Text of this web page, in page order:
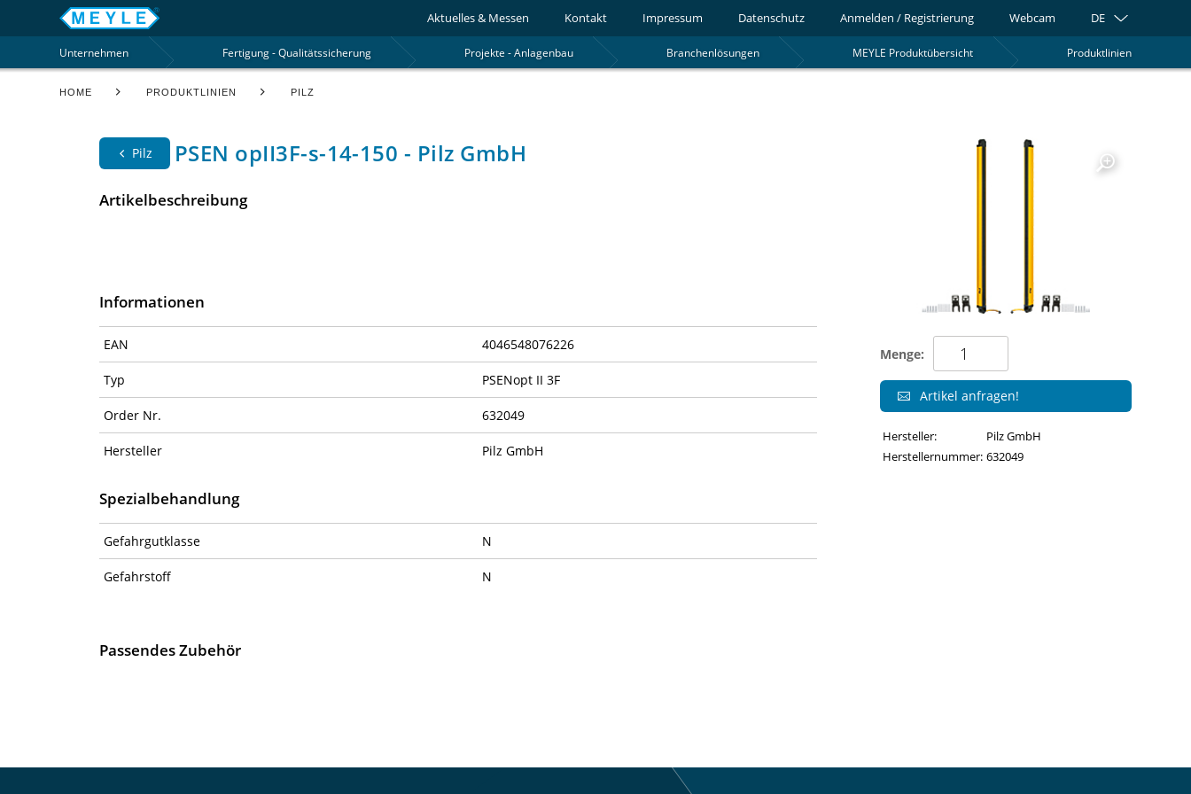
Aktuelles & Messen Kontakt Impressum Datenschutz Anmelden / Registrierung Webcam DE
Produktlinien
MEYLE Produktübersicht
Branchenlösungen
Projekte - Anlagenbau
Fertigung - Qualitätssicherung
Unternehmen
HOME PRODUKTLINIEN PILZ
Pilz PSEN opII3F-s-14-150 - Pilz GmbH
Artikelbeschreibung
Informationen
EAN 4046548076226
Typ PSENopt II 3F
Order Nr. 632049
Hersteller Pilz GmbH
Spezialbehandlung
Gefahrgutklasse N
Gefahrstoff N
Passendes Zubehör
Menge:
Artikel anfragen!
Hersteller:
Pilz GmbH
Herstellernummer: 632049